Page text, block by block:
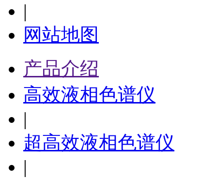
|
网站地图
产品介绍
高效液相色谱仪
|
超高效液相色谱仪
|